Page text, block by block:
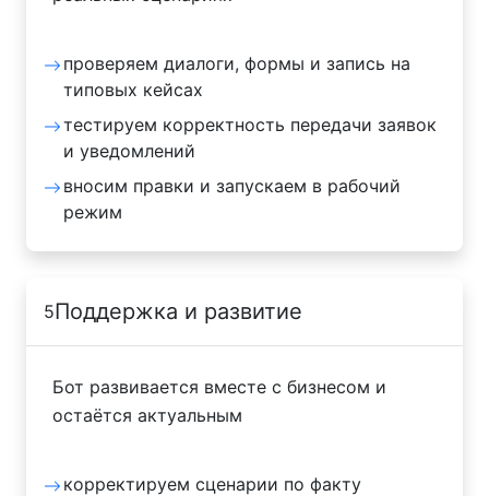
проверяем диалоги, формы и запись на
типовых кейсах
тестируем корректность передачи заявок
и уведомлений
вносим правки и запускаем в рабочий
режим
5Поддержка и развитие
Бот развивается вместе с бизнесом и
остаётся актуальным
корректируем сценарии по факту